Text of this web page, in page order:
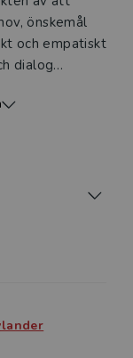
önskemål
och empatiskt
dialog
till delaktighet
på
men även till